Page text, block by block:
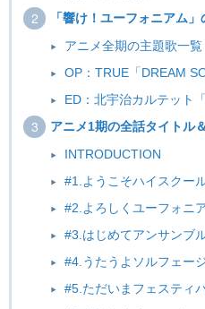
「響け！ユーフォニアム
アニメ全期の主題歌一覧
OP：TRUE「DREAM
ED：北宇治カルテット
アニメ1期の全話タイトル
INTRODUCTION
#1.ようこそハイスクー
#2.よろしくユーフォニ
#3.はじめてアンサンブ
#4.うたうよソルフェー
#5.ただいまフェスティ